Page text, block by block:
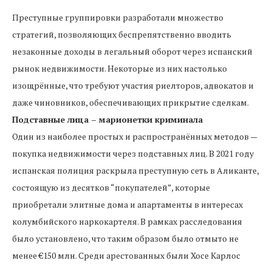
Преступные группировки разработали множество
стратегий, позволяющих беспрепятственно вводить
незаконные доходы в легальный оборот через испанский
рынок недвижимости. Некоторые из них настолько
изощрённые, что требуют участия риелторов, адвокатов и
даже чиновников, обеспечивающих прикрытие сделкам.
Подставные лица – марионетки криминала
Один из наиболее простых и распространённых методов —
покупка недвижимости через подставных лиц. В 2021 году
испанская полиция раскрыла преступную сеть в Аликанте,
состоящую из десятков “покупателей”, которые
приобретали элитные дома и апартаменты в интересах
колумбийского наркокартеля. В рамках расследования
было установлено, что таким образом было отмыто не
менее €150 млн. Среди арестованных были Хосе Карлос